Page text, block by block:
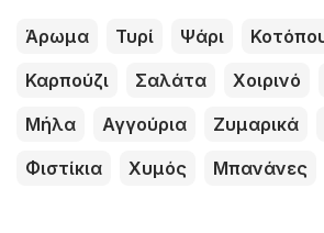
Άρωμα Τυρί Ψάρι
Καρπούζι
Σαλάτα Χοιρινό
Μήλα
Αγγούρια Ζυμαρικά
Φιστίκια
Χυμός Μπανάνες